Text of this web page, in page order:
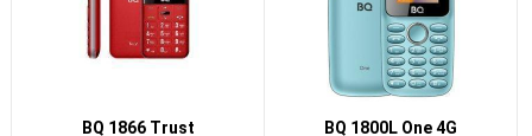
BQ 1866 Trust BQ 1800L One 4G